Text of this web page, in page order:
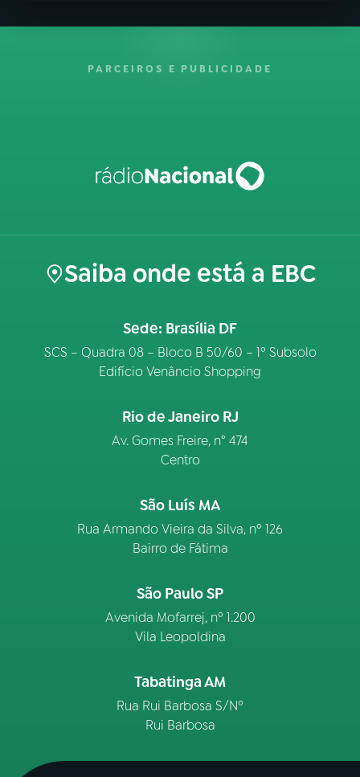
PARCEIROS E PUBLICIDADE
Saiba onde está a EBC
Sede: Brasília DF
SCS – Quadra 08 – Bloco B 50/60 – 1º Subsolo
Edifício Venâncio Shopping
Rio de Janeiro RJ
Av. Gomes Freire, n° 474
Centro
São Luís MA
Rua Armando Vieira da Silva, nº 126
Bairro de Fátima
São Paulo SP
Avenida Mofarrej, nº 1.200
Vila Leopoldina
Tabatinga AM
Rua Rui Barbosa S/Nº
Rui Barbosa